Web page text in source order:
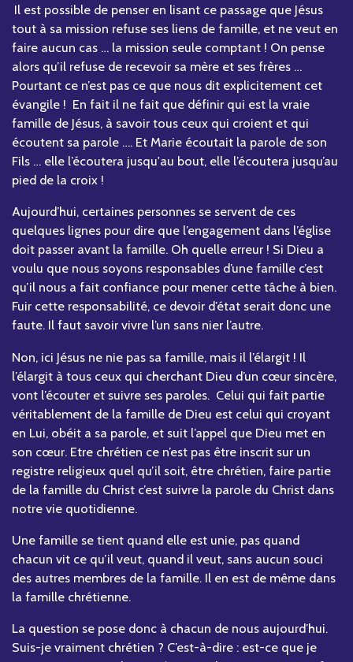
Il est possible de penser en lisant ce passage que Jésus
tout à sa mission refuse ses liens de famille, et ne veut en
faire aucun cas … la mission seule comptant ! On pense
alors qu’il refuse de recevoir sa mère et ses frères …
Pourtant ce n’est pas ce que nous dit explicitement cet
évangile ! En fait il ne fait que définir qui est la vraie
famille de Jésus, à savoir tous ceux qui croient et qui
écoutent sa parole …. Et Marie écoutait la parole de son
Fils … elle l’écoutera jusqu'au bout, elle l’écoutera jusqu’au
pied de la croix !
Aujourd’hui, certaines personnes se servent de ces
quelques lignes pour dire que l’engagement dans l’église
doit passer avant la famille. Oh quelle erreur ! Si Dieu a
voulu que nous soyons responsables d’une famille c’est
qu’il nous a fait confiance pour mener cette tâche à bien.
Fuir cette responsabilité, ce devoir d’état serait donc une
faute. Il faut savoir vivre l’un sans nier l’autre.
Non, ici Jésus ne nie pas sa famille, mais il l’élargit ! Il
l’élargit à tous ceux qui cherchant Dieu d’un cœur sincère,
vont l’écouter et suivre ses paroles. Celui qui fait partie
véritablement de la famille de Dieu est celui qui croyant
en Lui, obéit a sa parole, et suit l’appel que Dieu met en
son cœur. Etre chrétien ce n’est pas être inscrit sur un
registre religieux quel qu’il soit, être chrétien, faire partie
de la famille du Christ c’est suivre la parole du Christ dans
notre vie quotidienne.
Une famille se tient quand elle est unie, pas quand
chacun vit ce qu’il veut, quand il veut, sans aucun souci
des autres membres de la famille. Il en est de même dans
la famille chrétienne.
La question se pose donc à chacun de nous aujourd’hui.
Suis-je vraiment chrétien ? C’est-à-dire : est-ce que je